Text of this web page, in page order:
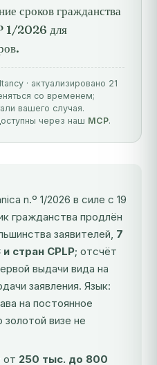
сроков гражданства
1/2026 для
· актуализировано 21
со временем;
вашего случая.
через наш MCP.
n.º 1/2026 в силе с 19
гражданства продлён
заявителей, 7
стран CPLP; отсчёт
выдачи вида на
заявления. Язык:
на постоянное
визе не
от 250 тыс. до 800